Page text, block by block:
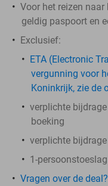
Voor het reizen
geldig paspoort en
Exclusief:
ETA (Electronic
vergunning voor
Koninkrijk, zie de
verplichte
boeking
verplichte
1-
Vragen over de